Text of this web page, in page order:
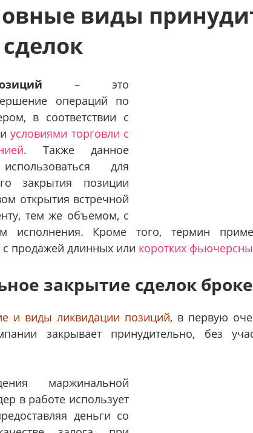
виды
– это
операций по
в соответствии с
условиями торговли с
. Также данное
для
закрытия позиции
открытия встречной
тем же объемом, с
исполнения. Кроме того, термин
продажей длинных или коротких
закрытие сделок
и виды ликвидации позиций, в первую
закрывает принудительно, без
маржинальной
в работе использует
деньги со